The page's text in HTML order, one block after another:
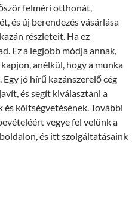
felméri otthonát,
és új berendezés vásárlása
részleteit. Ha ez
Ez a legjobb módja annak,
anélkül, hogy a munka
jó hírű kazánszerelő cég
és segít kiválasztani a
költségvetésének. További
vegye fel velünk a
és itt szolgáltatásaink